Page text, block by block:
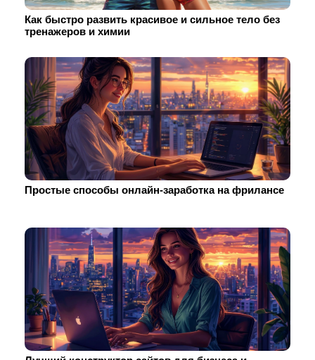
Как быстро развить красивое и сильное тело без
тренажеров и химии
Простые способы онлайн-заработка на фрилансе